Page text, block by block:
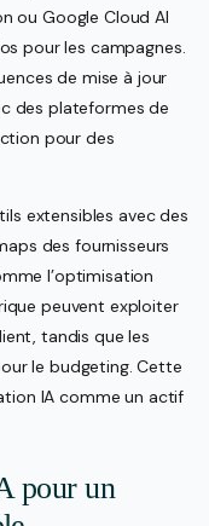
ou Google Cloud AI
pour les campagnes.
de mise à jour
des plateformes de
pour des
extensibles avec des
des fournisseurs
l’optimisation
peuvent exploiter
tandis que les
le budgeting. Cette
IA comme un actif
pour un